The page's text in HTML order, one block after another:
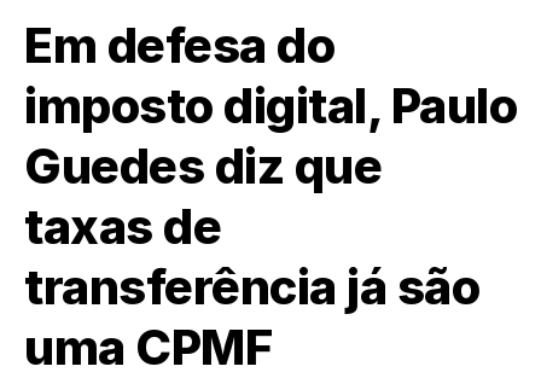
Em defesa do
imposto digital, Paulo
Guedes diz que
taxas de
transferência já são
uma CPMF